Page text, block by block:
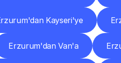
Kayseri'ye
Erzurum'dan Van'a